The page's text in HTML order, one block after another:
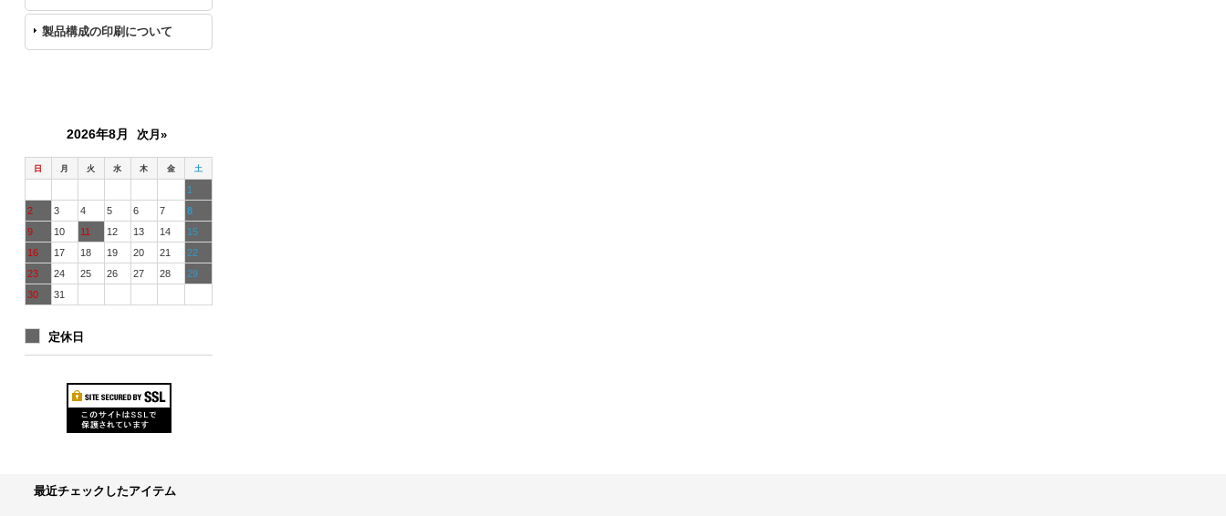
製品構成の印刷について
2026年8月 次月»
日 月 火 水 木 金 土
1
2
3 4 5 6 7
8
9
10 11 12 13 14
15
16
17 18 19 20 21
22
23
24 25 26 27 28
29
30
31
定休日
最近チェックしたアイテム